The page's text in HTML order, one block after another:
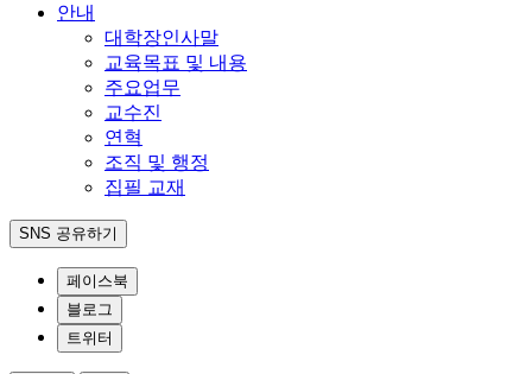
안내
대학장인사말
교육목표 및 내용
주요업무
교수진
연혁
조직 및 행정
집필 교재
SNS 공유하기
페이스북
블로그
트위터